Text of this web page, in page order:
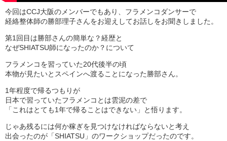
今回はCCJ大阪のメンバーでもあり、フラメンコダンサーで
経絡整体師の勝部理子さんをお迎えしてお話しをお聞きしました。
第1回目は勝部さんの簡単な？経歴と
なぜSHIATSU師になったのか？について
フラメンコを習っていた20代後半の頃
本物が見たいとスペインへ渡ることになった勝部さん。
1年程度で帰るつもりが
日本で習っていたフラメンコとは雲泥の差で
「これはとても1年で帰ることはできない」と悟ります。
じゃあ残るには何か稼ぎを見つけなければならないと考え
出会ったのが「SHIATSU」のワークショップだったのです。